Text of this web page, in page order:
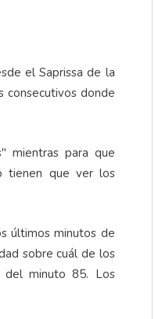
el Saprissa de la
consecutivos donde
mientras para que
tienen que ver los
últimos minutos de
sobre cuál de los
del minuto 85. Los